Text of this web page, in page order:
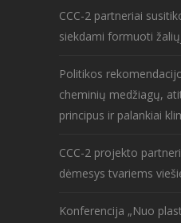
CCC-2 partneriai
siekdami formuoti
Politikos
cheminių medžiagų,
principus ir palankiai
CCC-2 projekto
dėmesys tvariems
Konferencija „Nuo